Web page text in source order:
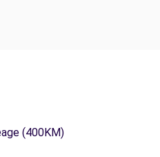
(400KM)